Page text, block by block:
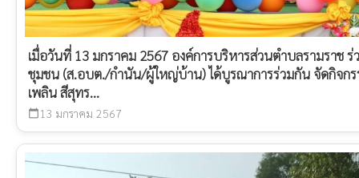
เมื่อวันที่ 13 มกราคม 2567 องค์การบริหารส่วนตำบลรามราช
ชุมชน (ส.อบต./กำนัน/ผู้ใหญ่บ้าน) ได้บูรณาการร่วมกัน จัดกิจกรร
เพลิน สีสุทร...
calendar_today 13 มกราคม 2567